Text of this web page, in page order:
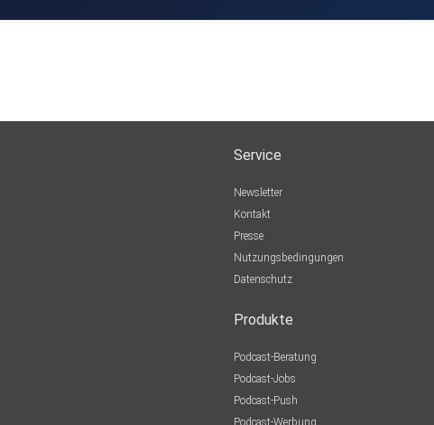
Service
Newsletter
Kontakt
Presse
Nutzungsbedingungen
Datenschutz
Produkte
Podcast-Beratung
Podcast-Jobs
Podcast-Push
Podcast-Werbung